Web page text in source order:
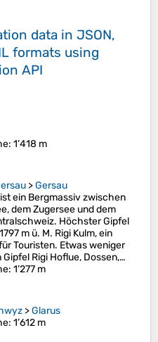
data in JSON,
formats using
API
: 1’418 m
>Gersau
ein Bergmassiv zwischen
dem Zugersee und dem
Höchster Gipfel
m ü. M. Rigi Kulm, ein
Touristen. Etwas weniger
Rigi Hoflue, Dossen,…
: 1’277 m
>Glarus
: 1’612 m